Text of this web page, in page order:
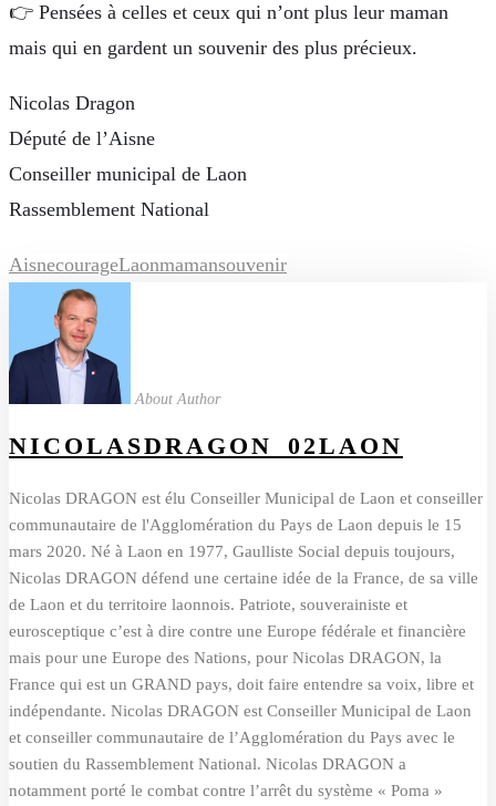
👉 Pensées à celles et ceux qui n’ont plus leur maman
mais qui en gardent un souvenir des plus précieux.
Nicolas Dragon
Député de l’Aisne
Conseiller municipal de Laon
Rassemblement National
AisnecourageLaonmamansouvenir
About Author
NICOLASDRAGON_02LAON
Nicolas DRAGON est élu Conseiller Municipal de Laon et conseiller
communautaire de l'Agglomération du Pays de Laon depuis le 15
mars 2020. Né à Laon en 1977, Gaulliste Social depuis toujours,
Nicolas DRAGON défend une certaine idée de la France, de sa ville
de Laon et du territoire laonnois. Patriote, souverainiste et
eurosceptique c’est à dire contre une Europe fédérale et financière
mais pour une Europe des Nations, pour Nicolas DRAGON, la
France qui est un GRAND pays, doit faire entendre sa voix, libre et
indépendante. Nicolas DRAGON est Conseiller Municipal de Laon
et conseiller communautaire de l’Agglomération du Pays avec le
soutien du Rassemblement National. Nicolas DRAGON a
notamment porté le combat contre l’arrêt du système « Poma »